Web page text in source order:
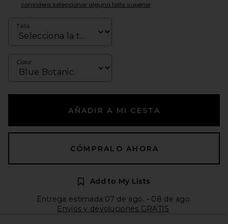
considera seleccionar alguna talla superior
Talla
Color
AÑADIR A MI CESTA
CÓMPRALO AHORA
Add to My Lists
Entrega estimada:07 de ago. - 08 de ago.
Envíos y devoluciones GRATIS